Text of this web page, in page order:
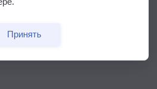
Принять